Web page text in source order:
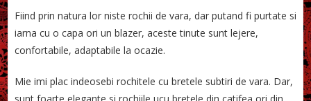
Fiind prin natura lor niste rochii de vara, dar putand fi purtate si
iarna cu o capa ori un blazer, aceste tinute sunt lejere,
confortabile, adaptabile la ocazie.
Mie imi plac indeosebi rochitele cu bretele subtiri de vara. Dar,